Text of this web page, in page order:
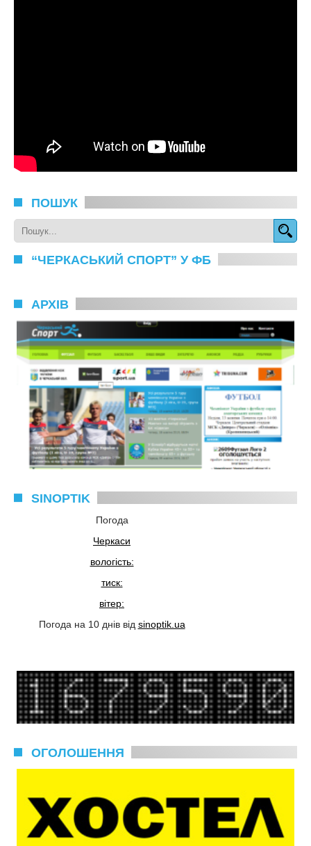
ПОШУК
“ЧЕРКАСЬКИЙ СПОРТ” У ФБ
АРХІВ
SINOPTIK
Погода
Черкаси
вологість:
тиск:
вітер:
Погода на 10 днів від sinoptik.ua
ОГОЛОШЕННЯ